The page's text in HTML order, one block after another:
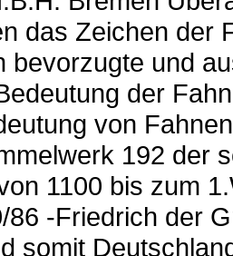
das Zeichen der
bevorzugte und
der
von
192 der
1100 bis zum
86 -Friedrich der
somit